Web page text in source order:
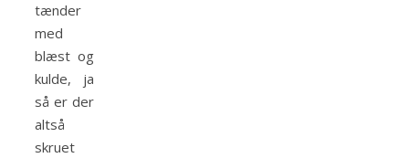
tænder
med
blæst og
kulde, ja
så er der
altså
skruet